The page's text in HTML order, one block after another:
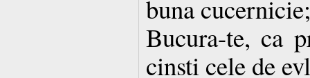
buna cucernicie;
Bucura-te, ca
cinsti cele de